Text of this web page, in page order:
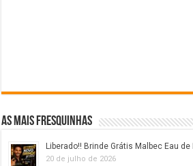
As mais fresquinhas
Liberado!! Brinde Grátis Malbec Eau
20 de julho de 2026